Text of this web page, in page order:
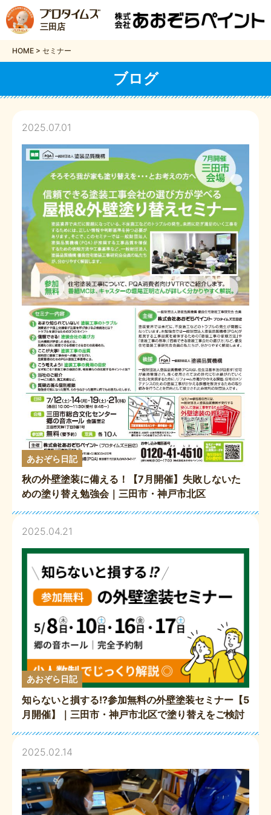
三田店
HOME > セミナー
ブログ
2025.07.01
あおぞら日記
秋の外壁塗装に備える！【7月開催】失敗しないた
めの塗り替え勉強会｜三田市・神戸市北区
2025.04.21
あおぞら日記
知らないと損する!?参加無料の外壁塗装セミナー【5
月開催】｜三田市・神戸市北区で塗り替えをご検討
2025.02.14